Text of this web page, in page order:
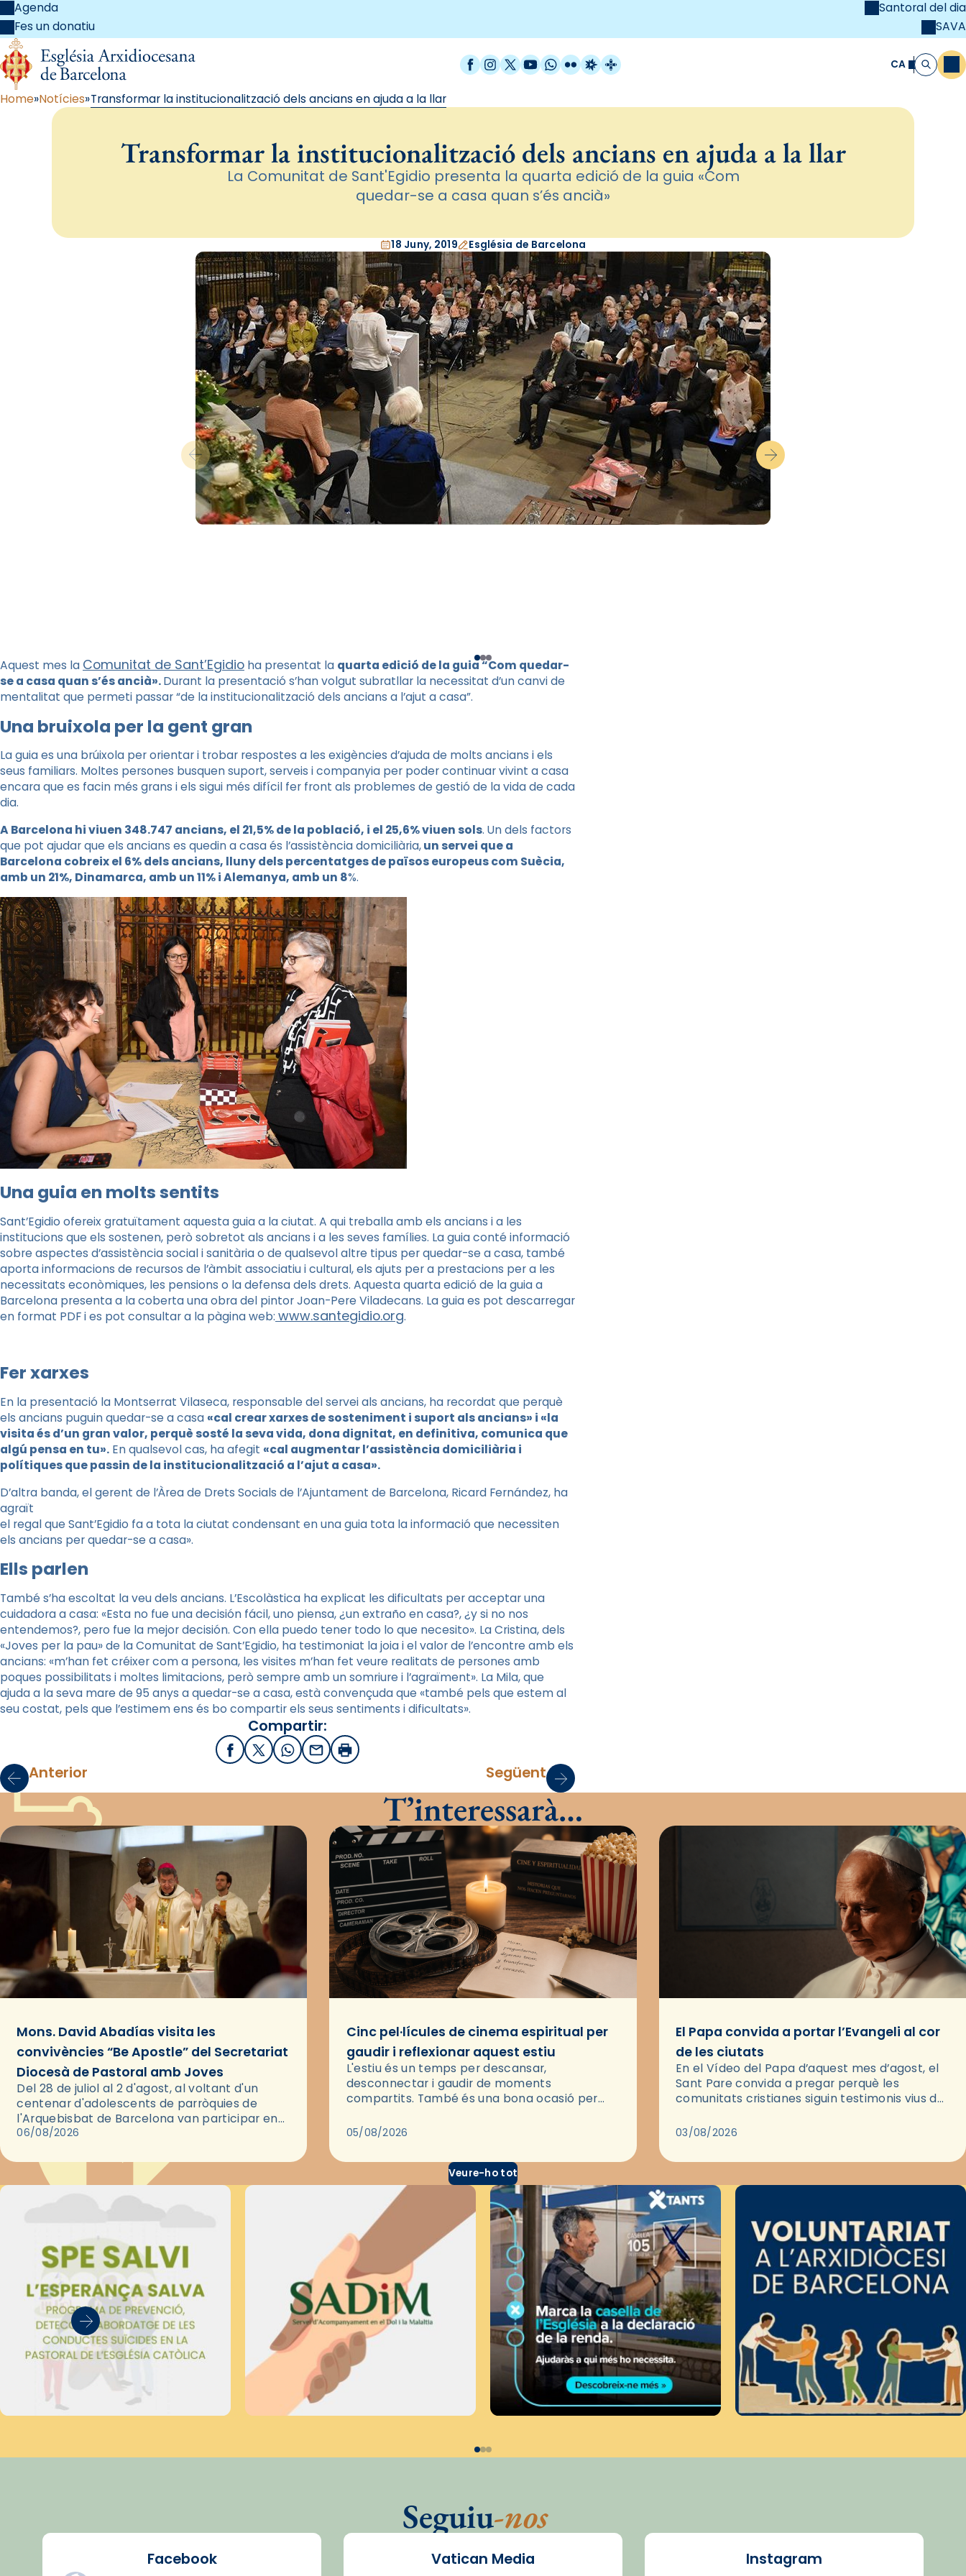
Agenda
Fes un donatiu
Santoral del dia
SAVA
Facebook
Instagram
X / Twitter
YouTube
WhatsApp
FlickrRadio Estel
Catalunya Cristiana CA Cerca
Home Notícies Transformar la institucionalització dels ancians en ajuda a la llar
Transformar la institucionalització dels ancians en ajuda a la llar
La Comunitat de Sant'Egidio presenta la quarta edició de la guia «Com
quedar-se a casa quan s’és ancià»
18 Juny, 2019 Església de Barcelona
Aquest mes la Comunitat de Sant’Egidio ha presentat la quarta edició de la guia “Com quedar-
se a casa quan s’és ancià».Durant la presentació s’han volgut subratllar la necessitat d’un canvi de
mentalitat que permeti passar “de la institucionalització dels ancians a l’ajut a casa”.
Una bruixola per la gent gran
La guia es una brúixola per orientar i trobar respostes a les exigències d’ajuda de molts ancians i els
seus familiars. Moltes persones busquen suport, serveis i companyia per poder continuar vivint a casa
encara que es facin més grans i els sigui més difícil fer front als problemes de gestió de la vida de cada
dia.
A Barcelona hi viuen 348.747 ancians, el 21,5% de la població, i el 25,6% viuen sols. Un dels factors
que pot ajudar que els ancians es quedin a casa és l’assistència domiciliària,un servei que a
Barcelona cobreix el 6% dels ancians, lluny dels percentatges de països europeus com Suècia,
amb un 21%, Dinamarca, amb un 11% i Alemanya, amb un 8%.
Una guia en molts sentits
Sant’Egidio ofereix gratuïtament aquesta guia a la ciutat. A qui treballa amb els ancians i a les
institucions que els sostenen, però sobretot als ancians i a les seves famílies. La guia conté informació
sobre aspectes d’assistència social i sanitària o de qualsevol altre tipus per quedar-se a casa, també
aporta informacions de recursos de l’àmbit associatiu i cultural, els ajuts per a prestacions per a les
necessitats econòmiques, les pensions o la defensa dels drets. Aquesta quarta edició de la guia a
Barcelona presenta a la coberta una obra del pintor Joan-Pere Viladecans. La guia es pot descarregar
en format PDF i es pot consultar a la pàgina web: www.santegidio.org.
Fer xarxes
En la presentació la Montserrat Vilaseca, responsable del servei als ancians, ha recordat que perquè
els ancians puguin quedar-se a casa «cal crear xarxes de sosteniment i suport als ancians» i «la
visita és d’un gran valor, perquè sosté la seva vida, dona dignitat, en definitiva, comunica que
algú pensa en tu». En qualsevol cas, ha afegit «cal augmentar l’assistència domiciliària i
polítiques que passin de la institucionalització a l’ajut a casa».
D’altra banda, el gerent de l’Àrea de Drets Socials de l’Ajuntament de Barcelona, Ricard Fernández, ha
agraït
el regal que Sant’Egidio fa a tota la ciutat condensant en una guia tota la informació que necessiten
els ancians per quedar-se a casa».
Ells parlen
També s’ha escoltat la veu dels ancians. L’Escolàstica ha explicat les dificultats per acceptar una
cuidadora a casa: «Esta no fue una decisión fácil, uno piensa, ¿un extraño en casa?, ¿y si no nos
entendemos?, pero fue la mejor decisión. Con ella puedo tener todo lo que necesito». La Cristina, dels
«Joves per la pau» de la Comunitat de Sant’Egidio, ha testimoniat la joia i el valor de l’encontre amb els
ancians: «m’han fet créixer com a persona, les visites m’han fet veure realitats de persones amb
poques possibilitats i moltes limitacions, però sempre amb un somriure i l’agraïment». La Mila, que
ajuda a la seva mare de 95 anys a quedar-se a casa, està convençuda que «també pels que estem al
seu costat, pels que l’estimem ens és bo compartir els seus sentiments i dificultats».
Compartir:
FacebookX / Twitter
WhatsApp
EmailImprimir
Anterior Següent
T’interessarà…
Mons. David Abadías visita les
convivències “Be Apostle” del Secretariat
Diocesà de Pastoral amb Joves
Del 28 de juliol al 2 d'agost, al voltant d'un
centenar d'adolescents de parròquies de
l'Arquebisbat de Barcelona van participar en
les convivències Be Apostle, organitzades pel
06/08/2026
Cinc pel·lícules de cinema espiritual per
gaudir i reflexionar aquest estiu
L'estiu és un temps per descansar,
desconnectar i gaudir de moments
compartits. També és una bona ocasió per
través del cinema, reflexionar sobre les…
05/08/2026
El Papa convida a portar l’Evangeli al cor
de les ciutats
En el Vídeo del Papa d’aquest mes d’agost, el
Sant Pare convida a pregar perquè les
comunitats cristianes siguin testimonis vius de
pregària, el…
03/08/2026
Veure-ho tot
Seguiu-nos
Facebook Vatican Media Instagram